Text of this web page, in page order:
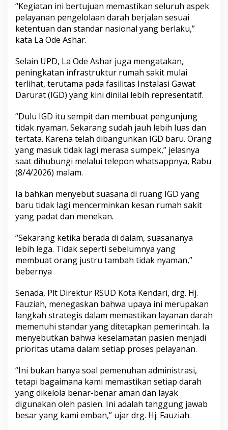
“Kegiatan ini bertujuan memastikan seluruh aspek
pelayanan pengelolaan darah berjalan sesuai
ketentuan dan standar nasional yang berlaku,”
kata La Ode Ashar.
Selain UPD, La Ode Ashar juga mengatakan,
peningkatan infrastruktur rumah sakit mulai
terlihat, terutama pada fasilitas Instalasi Gawat
Darurat (IGD) yang kini dinilai lebih representatif.
“Dulu IGD itu sempit dan membuat pengunjung
tidak nyaman. Sekarang sudah jauh lebih luas dan
tertata. Karena telah dibangunkan IGD baru. Orang
yang masuk tidak lagi merasa sumpek,” jelasnya
saat dihubungi melalui telepon whatsappnya, Rabu
(8/4/2026) malam.
Ia bahkan menyebut suasana di ruang IGD yang
baru tidak lagi mencerminkan kesan rumah sakit
yang padat dan menekan.
“Sekarang ketika berada di dalam, suasananya
lebih lega. Tidak seperti sebelumnya yang
membuat orang justru tambah tidak nyaman,”
bebernya
Senada, Plt Direktur RSUD Kota Kendari, drg. Hj.
Fauziah, menegaskan bahwa upaya ini merupakan
langkah strategis dalam memastikan layanan darah
memenuhi standar yang ditetapkan pemerintah. Ia
menyebutkan bahwa keselamatan pasien menjadi
prioritas utama dalam setiap proses pelayanan.
“Ini bukan hanya soal pemenuhan administrasi,
tetapi bagaimana kami memastikan setiap darah
yang dikelola benar-benar aman dan layak
digunakan oleh pasien. Ini adalah tanggung jawab
besar yang kami emban,” ujar drg. Hj. Fauziah.